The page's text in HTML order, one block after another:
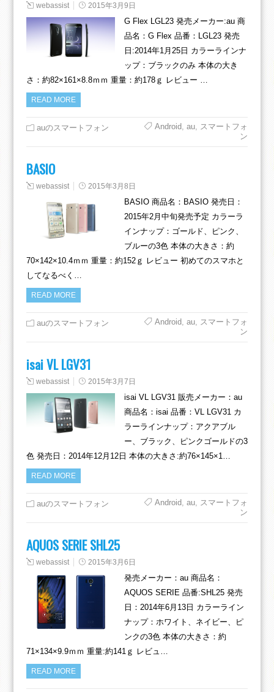
webassist 2015年3月9日
G Flex LGL23 発売メーカー:au 商
品名：G Flex 品番：LGL23 発売
日:2014年1月25日 カラーラインナ
ップ：ブラックのみ 本体の大き
さ：約82×161×8.8ｍｍ 重量：約178ｇ レビュー …
READ MORE
auのスマートフォン Android ,au
スマートフォ
ン
BASIO
webassist 2015年3月8日
BASIO 商品名：BASIO 発売日：
2015年2月中旬発売予定 カラーラ
インナップ：ゴールド、ピンク、
ブルーの3色 本体の大きさ：約
70×142×10.4ｍｍ 重量：約152ｇ レビュー 初めてのスマホと
してなるべく…
READ MORE
auのスマートフォン Android ,au
スマートフォ
ン
isai VL LGV31
webassist 2015年3月7日
isai VL LGV31 販売メーカー：au
商品名：isai 品番：VL LGV31 カ
ラーラインナップ：アクアブル
ー、ブラック、ピンクゴールドの3
色 発売日：2014年12月12日 本体の大きさ:約76×145×1…
READ MORE
auのスマートフォン Android ,au
スマートフォ
ン
AQUOS SERIE SHL25
webassist 2015年3月6日
発売メーカー：au 商品名：
AQUOS SERIE 品番:SHL25 発売
日：2014年6月13日 カラーライン
ナップ：ホワイト、ネイビー、ピ
ンクの3色 本体の大きさ：約
71×134×9.9ｍｍ 重量:約141ｇ レビュ…
READ MORE